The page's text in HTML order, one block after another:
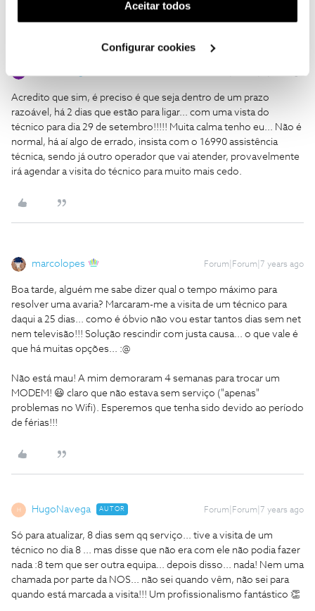
(cookies de publicidade personalizada). Pode gerir a
utilização dos cookies clicando em "Configurar
Aceitar todos
Configurar cookies
Acredito que sim, é preciso é que seja dentro de um prazo
razoável, há 2 dias que estão para ligar... com uma vista do
técnico para dia 29 de setembro!!!!! Muita calma tenho eu... Não é
normal, há aí algo de errado, insista com o 16990 assistência
técnica, sendo já outro operador que vai atender, provavelmente
irá agendar a visita do técnico para muito mais cedo.
marcolopes Forum|Forum|7 years ago
Boa tarde, alguém me sabe dizer qual o tempo máximo para
resolver uma avaria? Marcaram-me a visita de um técnico para
daqui a 25 dias... como é óbvio não vou estar tantos dias sem net
nem televisão!!! Solução rescindir com justa causa... o que vale é
que há muitas opções... :@
Não está mau! A mim demoraram 4 semanas para trocar um
MODEM! 😃 claro que não estava sem serviço ("apenas"
problemas no Wifi). Esperemos que tenha sido devido ao período
de férias!!!
HugoNavega AUTOR Forum|Forum|7 years ago
Só para atualizar, 8 dias sem qq serviço... tive a visita de um
técnico no dia 8 ... mas disse que não era com ele não podia fazer
nada :8 tem que ser outra equipa... depois disso... nada! Nem uma
chamada por parte da NOS... não sei quando vêm, não sei para
quando está marcada a visita!!! Um profissionalismo fantástico 👏